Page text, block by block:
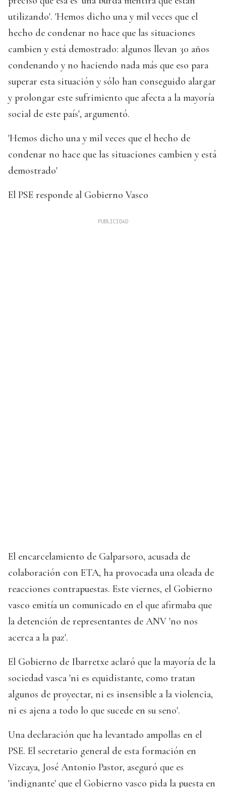
utilizando'. 'Hemos dicho una y mil veces que el
hecho de condenar no hace que las situaciones
cambien y está demostrado: algunos llevan 30 años
condenando y no haciendo nada más que eso para
superar esta situación y sólo han conseguido alargar
y prolongar este sufrimiento que afecta a la mayoría
social de este país', argumentó.
'Hemos dicho una y mil veces que el hecho de
condenar no hace que las situaciones cambien y está
demostrado'
El PSE responde al Gobierno Vasco
El encarcelamiento de Galparsoro, acusada de
colaboración con ETA, ha provocada una oleada de
reacciones contrapuestas. Este viernes, el Gobierno
vasco emitía un comunicado en el que afirmaba que
la detención de representantes de ANV 'no nos
acerca a la paz'.
El Gobierno de Ibarretxe aclaró que la mayoría de la
sociedad vasca 'ni es equidistante, como tratan
algunos de proyectar, ni es insensible a la violencia,
ni es ajena a todo lo que sucede en su seno'.
Una declaración que ha levantado ampollas en el
PSE. El secretario general de esta formación en
Vizcaya, José Antonio Pastor, aseguró que es
'indignante' que el Gobierno vasco pida la puesta en